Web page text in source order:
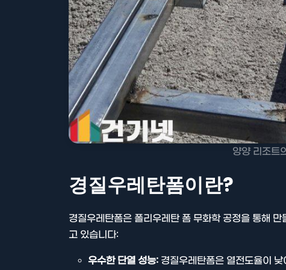
양양 리조트
경질우레탄폼이란?
경질우레탄폼은 폴리우레탄 폼 무화학 공정을 통해
고 있습니다:
우수한 단열 성능: 경질우레탄폼은 열전도율이